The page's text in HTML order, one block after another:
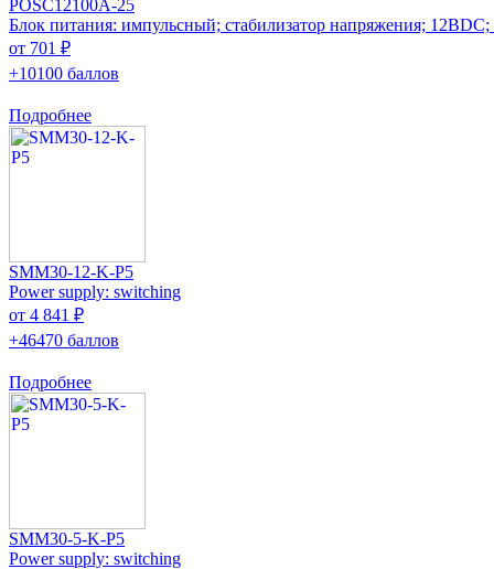
POSC12100A-25
Блок питания: импульсный; стабилизатор напряжения;
от 701 ₽
+10100 баллов
Подробнее
SMM30-12-K-P5
Power supply: switching
от 4 841 ₽
+46470 баллов
Подробнее
SMM30-5-K-P5
Power supply: switching